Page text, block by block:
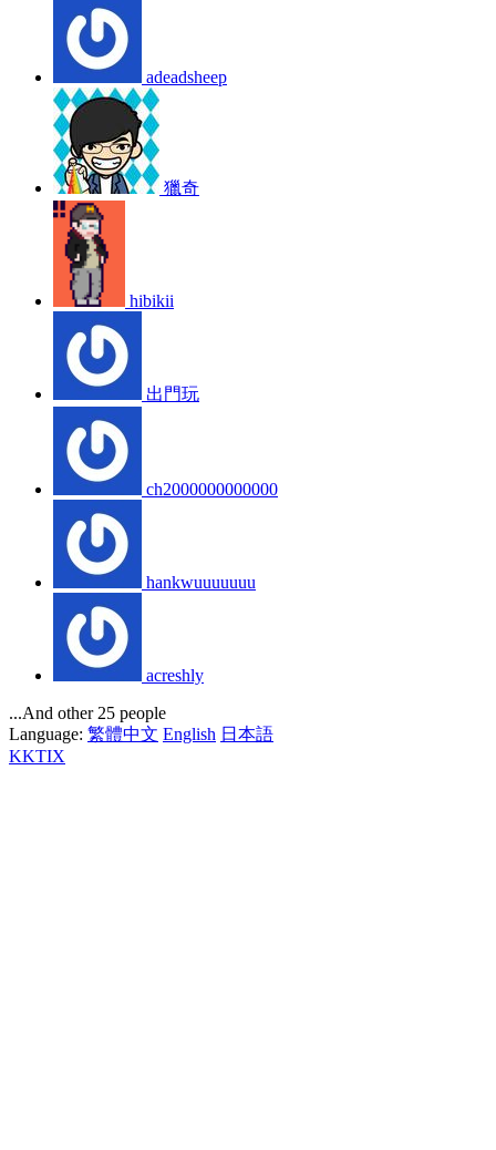
adeadsheep
獵奇
hibikii
出門玩
ch2000000000000
hankwuuuuuuu
acreshly
...And other 25 people
Language: 繁體中文 English 日本語
KKTIX